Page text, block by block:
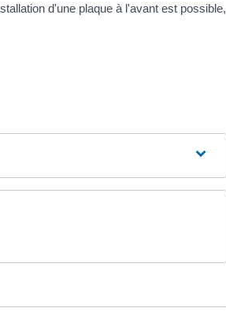
d'une plaque à l'avant est possible,